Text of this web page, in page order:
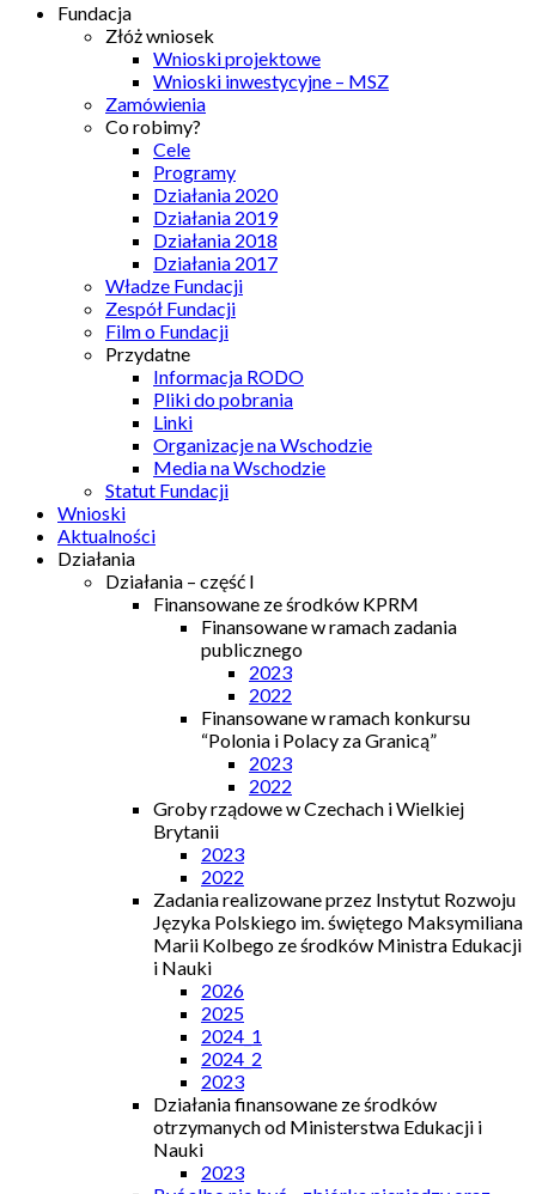
Fundacja
Złóż wniosek
Wnioski projektowe
Wnioski inwestycyjne – MSZ
Zamówienia
Co robimy?
Cele
Programy
Działania 2020
Działania 2019
Działania 2018
Działania 2017
Władze Fundacji
Zespół Fundacji
Film o Fundacji
Przydatne
Informacja RODO
Pliki do pobrania
Linki
Organizacje na Wschodzie
Media na Wschodzie
Statut Fundacji
Wnioski
Aktualności
Działania
Działania – część I
Finansowane ze środków KPRM
Finansowane w ramach zadania
publicznego
2023
2022
Finansowane w ramach konkursu
“Polonia i Polacy za Granicą”
2023
2022
Groby rządowe w Czechach i Wielkiej
Brytanii
2023
2022
Zadania realizowane przez Instytut Rozwoju
Języka Polskiego im. świętego Maksymiliana
Marii Kolbego ze środków Ministra Edukacji
i Nauki
2026
2025
2024_1
2024_2
2023
Działania finansowane ze środków
otrzymanych od Ministerstwa Edukacji i
Nauki
2023